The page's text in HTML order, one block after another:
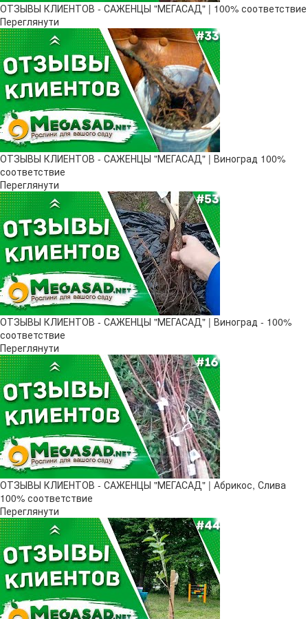
ОТЗЫВЫ КЛИЕНТОВ - САЖЕНЦЫ "МЕГАСАД" | 100% соответствие
Переглянути
ОТЗЫВЫ КЛИЕНТОВ - САЖЕНЦЫ "МЕГАСАД" | Виноград 100%
соответствие
Переглянути
ОТЗЫВЫ КЛИЕНТОВ - САЖЕНЦЫ "МЕГАСАД" | Виноград - 100%
соответствие
Переглянути
ОТЗЫВЫ КЛИЕНТОВ - САЖЕНЦЫ "МЕГАСАД" | Абрикос, Слива
100% соответствие
Переглянути